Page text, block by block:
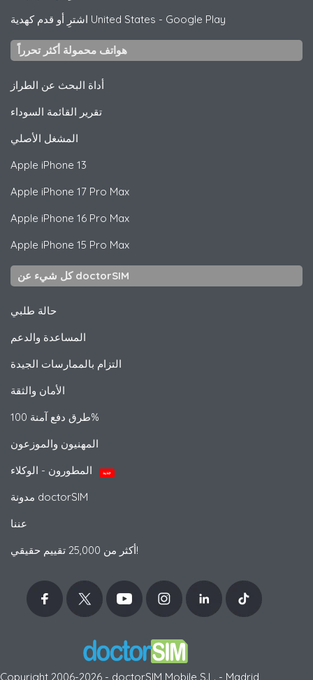
اشترِ أو قدم كهدية United States - Google Play
هواتف محمولة أكثر تحرراً
أداة البحث عن الطراز
تقرير القائمة السوداء
المشغل الأصلي
Apple iPhone 13
Apple iPhone 17 Pro Max
Apple iPhone 16 Pro Max
Apple iPhone 15 Pro Max
كل شيء عن doctorSIM
حالة طلبي
المساعدة والدعم
التزام بالممارسات الجيدة
الأمان والثقة
طرق دفع آمنة 100%
المهنيون والموزعون
جديد
مدونة doctorSIM
عننا
أكثر من 25,000 تقييم حقيقي!
Copyright 2006-2026 - doctorSIM Mobile S.L. - Madrid,